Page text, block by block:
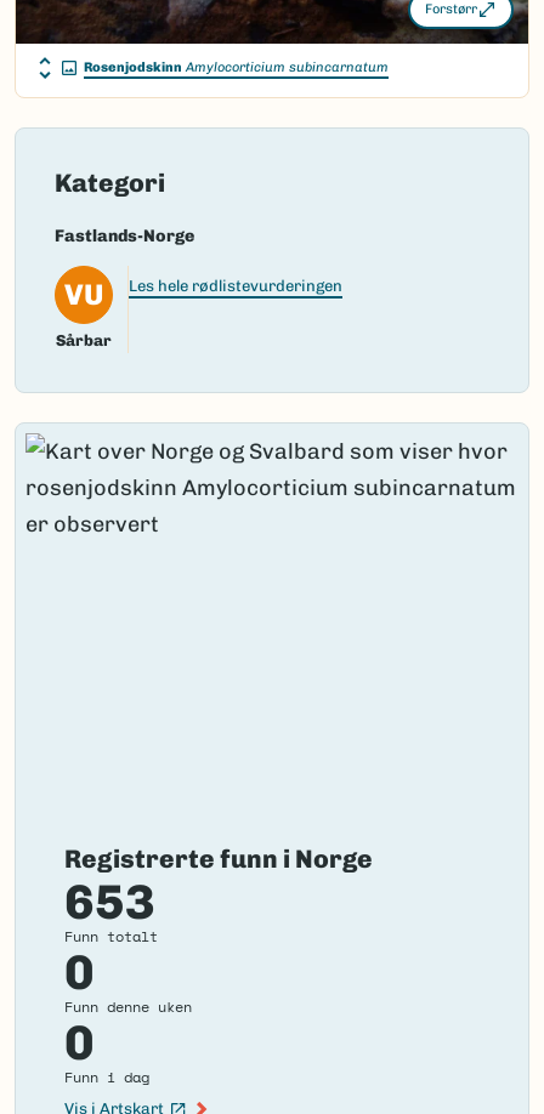
Forstørr
Rosenjodskinn Amylocorticium subincarnatum
Kategori
Fastlands-Norge
VU
Sårbar
Les hele rødlistevurderingen
Registrerte funn i Norge
653
Funn totalt
0
Funn denne uken
0
Funn i dag
Vis i Artskart